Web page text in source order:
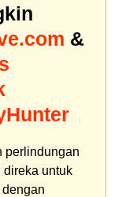
&
perlindungan
direka untuk